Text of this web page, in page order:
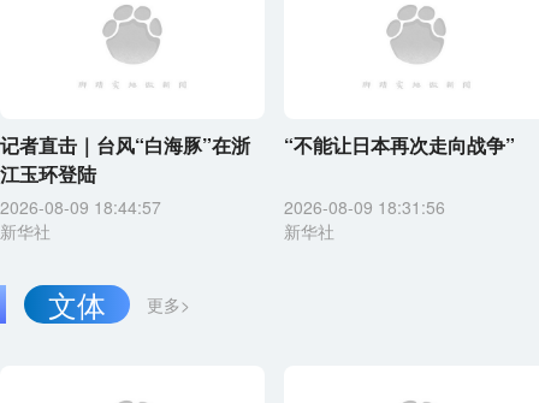
记者直击｜台风“白海豚”在浙
江玉环登陆
2026-08-09 18:44:57
新华社
“不能让日本再次走向战争”
2026-08-09 18:31:56
新华社
更多>
文体